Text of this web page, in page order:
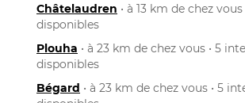
Châtelaudren • à 13 km de chez
disponibles
Plouha • à 23 km de chez vous • 5
disponibles
Bégard • à 23 km de chez vous • 5